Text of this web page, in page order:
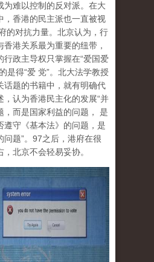
为难以控制的反对派。在大
，香港的民主派也一直被视
的对抗力量。北京认为，行
港关系最为重要的纽带，
行政主导权只掌握在“爱国爱
是得“爱 党”。北大法学教授
话题的书籍中，就有明确代
，认为香港民主化的发展“并
，而是国家利益的问题， 是
遵守《基本法》的问题，是
问题”。97之后，港府在很
北京不会轻易妥协。